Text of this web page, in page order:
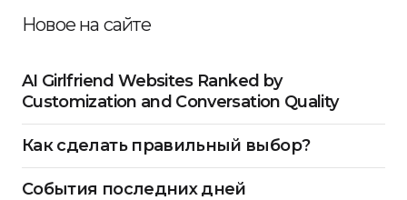
Новое на сайте
AI Girlfriend Websites Ranked by
Customization and Conversation Quality
Как сделать правильный выбор?
События последних дней